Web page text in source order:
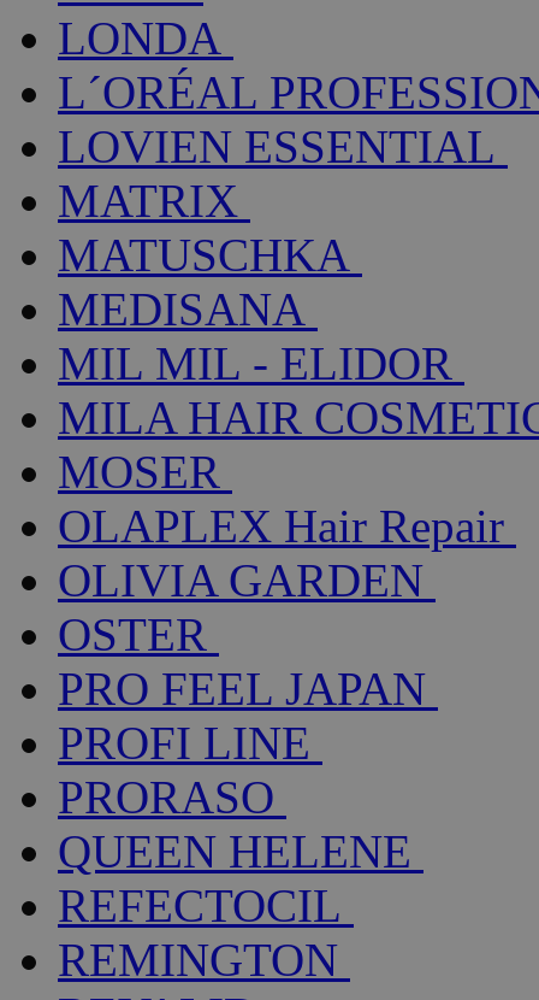
LONDA
L´ORÉAL
LOVIEN ESSENTIAL
MATRIX
MATUSCHKA
MEDISANA
MIL MIL - ELIDOR
MILA HAIR
MOSER
OLAPLEX Hair Repair
OLIVIA GARDEN
OSTER
PRO FEEL JAPAN
PROFI LINE
PRORASO
QUEEN HELENE
REFECTOCIL
REMINGTON